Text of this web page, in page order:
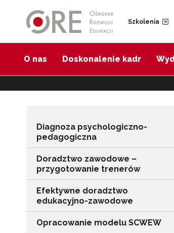
Szkolenia
O nas Doskonalenie kadr
Diagnoza psychologiczno-
pedagogiczna
Doradztwo zawodowe –
przygotowanie trenerów
Efektywne doradztwo
edukacyjno-zawodowe
Opracowanie modelu SCWEW